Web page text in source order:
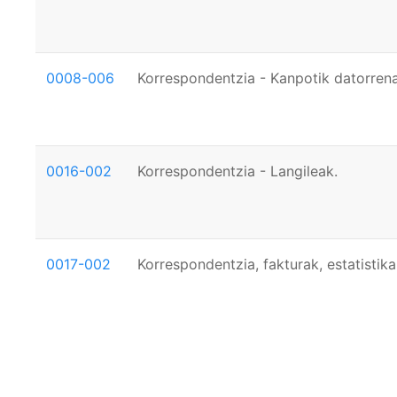
0008-006 Korrespondentzia - Kanpotik
0016-002 Korrespondentzia - Langileak.
0017-002 Korrespondentzia, fakturak,